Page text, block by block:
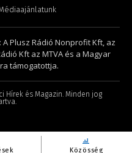
Közösség
Plusz Rádió Nonprofit Kft, az
Kft az MTVA és a Magyar
támogatottja.
Hírek és Magazin. Minden jog